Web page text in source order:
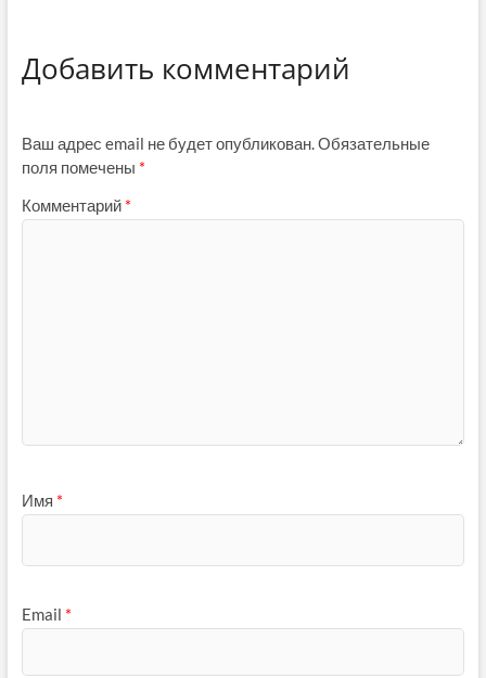
Добавить комментарий
Ваш адрес email не будет опубликован.Обязательные
поля помечены *
Комментарий *
Имя *
Email *